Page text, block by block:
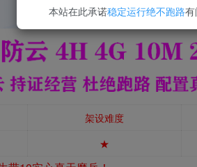
架设难度
★
本站在此承诺稳定运行绝不跑路有